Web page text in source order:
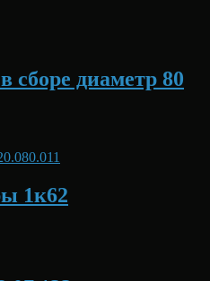
сборе диаметр 80
1к62